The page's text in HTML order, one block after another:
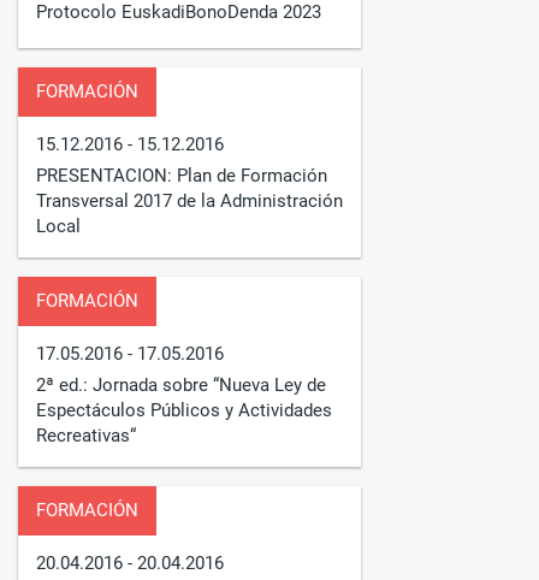
Protocolo EuskadiBonoDenda 2023
FORMACIÓN
15.12.2016 - 15.12.2016
PRESENTACION: Plan de Formación
Transversal 2017 de la Administración
Local
FORMACIÓN
17.05.2016 - 17.05.2016
2ª ed.: Jornada sobre “Nueva Ley de
Espectáculos Públicos y Actividades
Recreativas“
FORMACIÓN
20.04.2016 - 20.04.2016